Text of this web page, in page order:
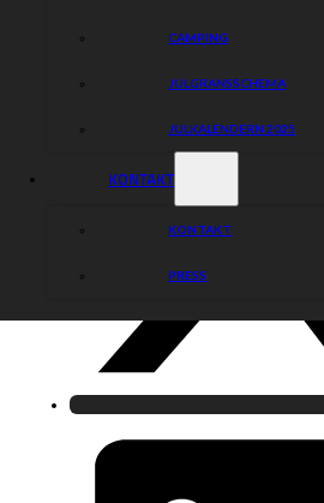
CAMPING
JULGRANSSCHEMA
JULKALENDERN 2025
KONTAKT
KONTAKT
PRESS